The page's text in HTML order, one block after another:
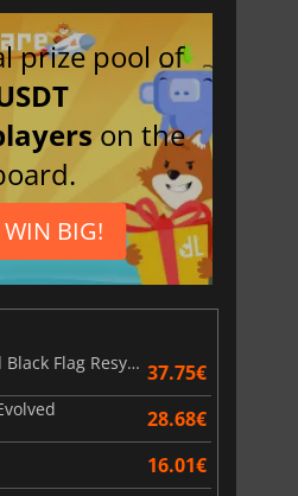
prize pool of
on the
BIG!
Assassin's Creed Black Flag Resynced 37.75€
28.68€
16.01€